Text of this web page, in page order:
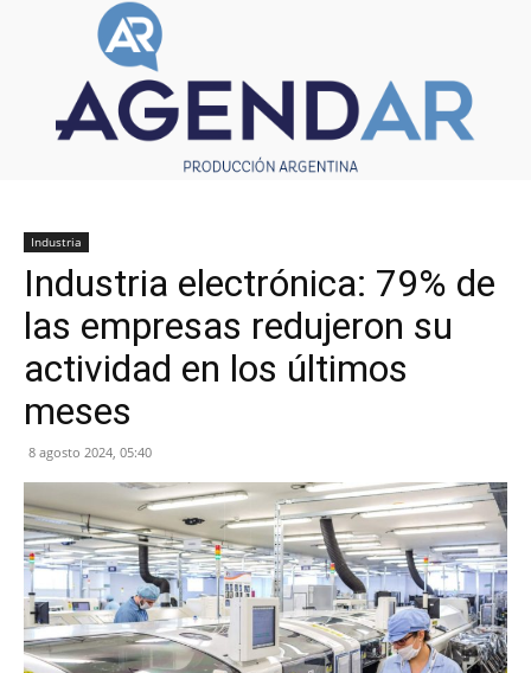
Industria
Industria electrónica: 79% de
las empresas redujeron su
actividad en los últimos
meses
8 agosto 2024, 05:40